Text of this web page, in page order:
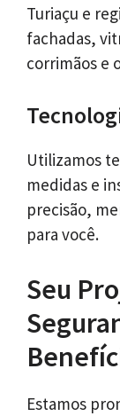
Turiaçu e
fachadas,
corrimãos e
Utilizamos
medidas e
precisão,
para você.
Seu
Estamos